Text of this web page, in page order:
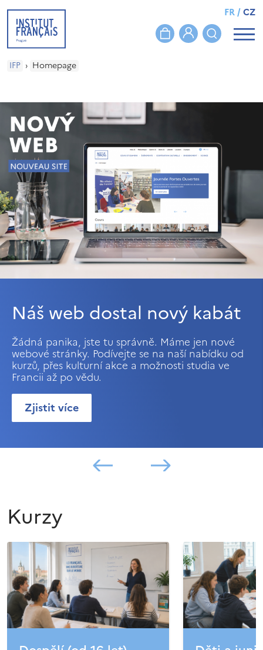
FR/CZ
IFP › Homepage
Náš web dostal nový kabát
Žádná panika, jste tu správně. Máme jen nové
webové stránky. Podívejte se na naší nabídku od
kurzů, přes kulturní akce a možnosti studia ve
Francii až po vědu.
Zjistit více
Kurzy